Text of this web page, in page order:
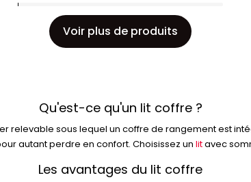
Voir plus de produits
Qu'est-ce qu'un lit coffre ?
relevable sous lequel un coffre de rangement est
autant perdre en confort. Choisissez unlitavec
Les avantages du lit coffre